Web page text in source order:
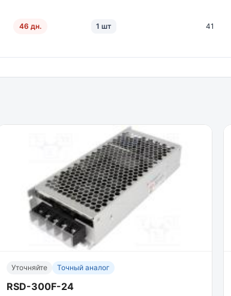
46 дн. 1 шт 41
Уточняйте Точный аналог
RSD-300F-24